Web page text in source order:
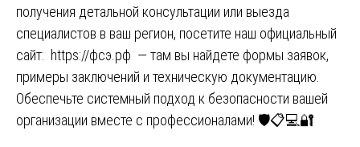
получения детальной консультации или выезда
специалистов в ваш регион, посетите наш официальный
сайт: https://фсэ.рф — там вы найдете формы заявок,
примеры заключений и техническую документацию.
Обеспечьте системный подход к безопасности вашей
организации вместе с профессионалами! 🛡️📋💻🔐